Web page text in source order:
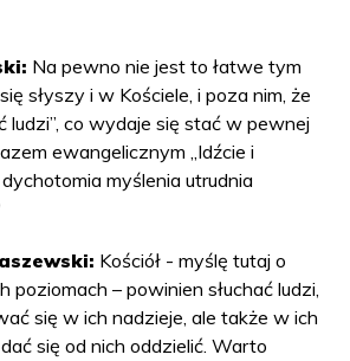
Na pewno nie jest to łatwe tym
słyszy i w Kościele, i poza nim, że
ludzi”, co wydaje się stać w pewnej
ewangelicznym „Idźcie i
myślenia utrudnia
Kościół - myślę tutaj o
poziomach – powinien słuchać ludzi,
się w ich nadzieje, ale także w ich
się od nich oddzielić. Warto